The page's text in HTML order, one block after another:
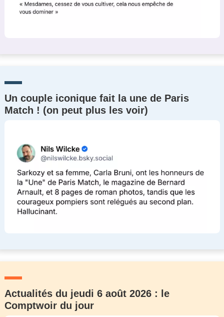
Un couple iconique fait la une de Paris
Match ! (on peut plus les voir)
Actualités du jeudi 6 août 2026 : le
Comptwoir du jour